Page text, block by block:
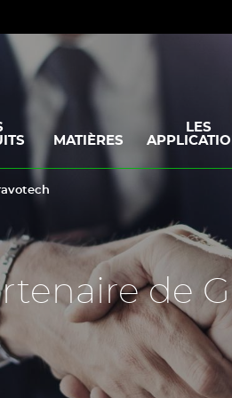
MATIÈRES
LES
de